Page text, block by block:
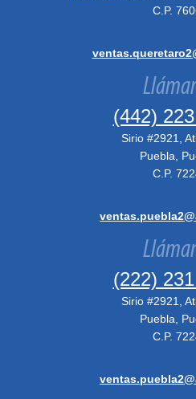
C.P.
(442)
Sirio #2921,
Puebla,
C.P.
(222)
Sirio #2921,
Puebla,
C.P.